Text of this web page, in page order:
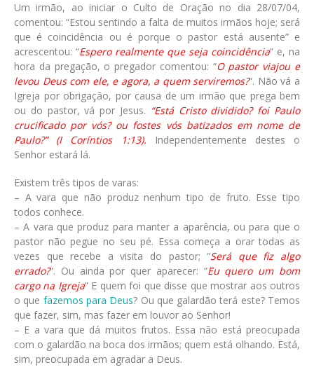
Um irmão, ao iniciar o Culto de Oração no dia 28/07/04,
comentou: “Estou sentindo a falta de muitos irmãos hoje; será
que é coincidência ou é porque o pastor está ausente” e
acrescentou: “Espero realmente que seja coincidência” e, na
hora da pregação, o pregador comentou: “O pastor viajou e
levou Deus com ele, e agora, a quem serviremos?“. Não vá a
Igreja por obrigação, por causa de um irmão que prega bem
ou do pastor, vá por Jesus. “Está Cristo dividido? foi Paulo
crucificado por vós? ou fostes vós batizados em nome de
Paulo?” (I Coríntios 1:13). Independentemente destes o
Senhor estará lá.
Existem três tipos de varas:
– A vara que não produz nenhum tipo de fruto. Esse tipo
todos conhece.
– A vara que produz para manter a aparência, ou para que o
pastor não pegue no seu pé. Essa começa a orar todas as
vezes que recebe a visita do pastor; “Será que fiz algo
errado?“. Ou ainda por quer aparecer: “Eu quero um bom
cargo na Igreja” E quem foi que disse que mostrar aos outros
o que fazemos para Deus? Ou que galardão terá este? Temos
que fazer, sim, mas fazer em louvor ao Senhor!
– E a vara que dá muitos frutos. Essa não está preocupada
com o galardão na boca dos irmãos; quem está olhando. Está,
sim, preocupada em agradar a Deus.